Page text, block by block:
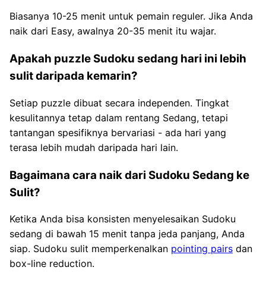
Biasanya 10-25 menit untuk pemain reguler. Jika Anda
naik dari Easy, awalnya 20-35 menit itu wajar.
Apakah puzzle Sudoku sedang hari ini lebih
sulit daripada kemarin?
Setiap puzzle dibuat secara independen. Tingkat
kesulitannya tetap dalam rentang Sedang, tetapi
tantangan spesifiknya bervariasi - ada hari yang
terasa lebih mudah daripada hari lain.
Bagaimana cara naik dari Sudoku Sedang ke
Sulit?
Ketika Anda bisa konsisten menyelesaikan Sudoku
sedang di bawah 15 menit tanpa jeda panjang, Anda
siap. Sudoku sulit memperkenalkan pointing pairs dan
box-line reduction.